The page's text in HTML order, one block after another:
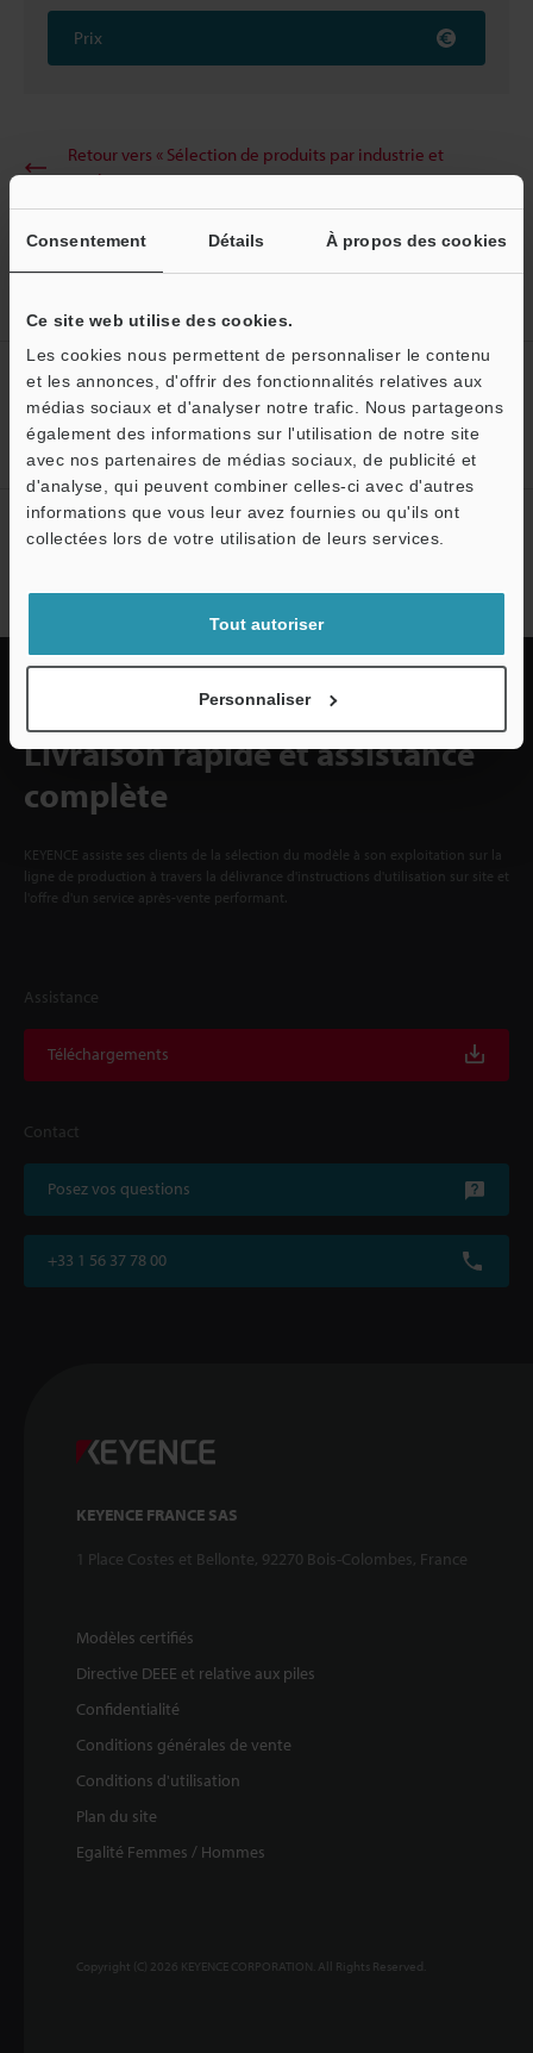
Consentement Détails À propos des cookies
Ce site web utilise des cookies.
Les cookies nous permettent de personnaliser le contenu
et les annonces, d'offrir des fonctionnalités relatives aux
médias sociaux et d'analyser notre trafic. Nous partageons
également des informations sur l'utilisation de notre site
avec nos partenaires de médias sociaux, de publicité et
d'analyse, qui peuvent combiner celles-ci avec d'autres
informations que vous leur avez fournies ou qu'ils ont
collectées lors de votre utilisation de leurs services.
Tout autoriser
Personnaliser
Prix
Retour vers « Sélection de produits par industrie et
application »
Créez votre compte KEYENCE
Inscrivez-vous maintenant!
Abonnement à la lettre
S'abonner
Livraison rapide et assistance
complète
KEYENCE assiste ses clients de la sélection du modèle à son exploitation sur la
ligne de production à travers la délivrance d'instructions d'utilisation sur site et
l'offre d'un service après-vente performant.
Assistance
Téléchargements
Contact
Posez vos questions
+33 1 56 37 78 00
KEYENCE FRANCE SAS
1 Place Costes et Bellonte, 92270 Bois-Colombes, France
Modèles certifiés
Directive DEEE et relative aux piles
Confidentialité
Conditions générales de vente
Conditions d'utilisation
Plan du site
Egalité Femmes / Hommes
Copyright (C) 2026 KEYENCE CORPORATION. All Rights Reserved.